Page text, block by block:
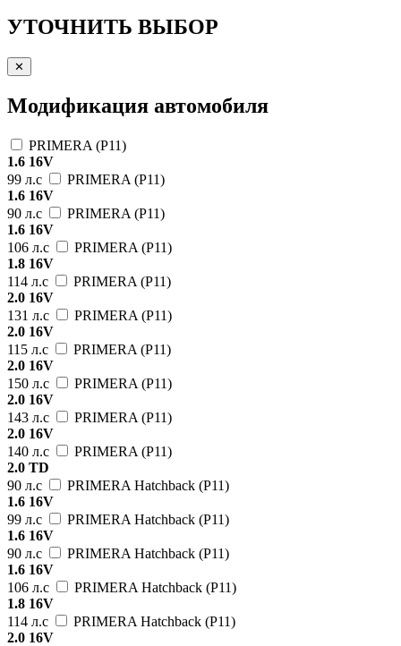
УТОЧНИТЬ ВЫБОР
✕
Модификация автомобиля
PRIMERA (P11)
1.6 16V
99 л.с
PRIMERA (P11)
1.6 16V
90 л.с
PRIMERA (P11)
1.6 16V
106 л.с
PRIMERA (P11)
1.8 16V
114 л.с
PRIMERA (P11)
2.0 16V
131 л.с
PRIMERA (P11)
2.0 16V
115 л.с
PRIMERA (P11)
2.0 16V
150 л.с
PRIMERA (P11)
2.0 16V
143 л.с
PRIMERA (P11)
2.0 16V
140 л.с
PRIMERA (P11)
2.0 TD
90 л.с
PRIMERA Hatchback (P11)
1.6 16V
99 л.с
PRIMERA Hatchback (P11)
1.6 16V
90 л.с
PRIMERA Hatchback (P11)
1.6 16V
106 л.с
PRIMERA Hatchback (P11)
1.8 16V
114 л.с
PRIMERA Hatchback (P11)
2.0 16V